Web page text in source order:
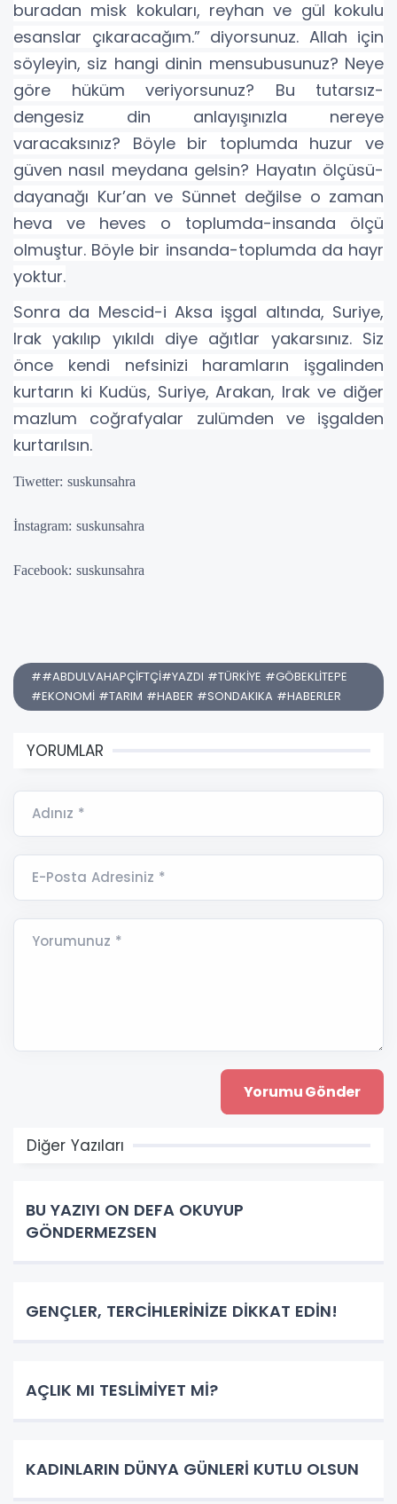
buradan misk kokuları, reyhan ve gül kokulu
esanslar çıkaracağım.” diyorsunuz. Allah için
söyleyin, siz hangi dinin mensubusunuz? Neye
göre hüküm veriyorsunuz? Bu tutarsız-
dengesiz din anlayışınızla nereye
varacaksınız? Böyle bir toplumda huzur ve
güven nasıl meydana gelsin? Hayatın ölçüsü-
dayanağı Kur’an ve Sünnet değilse o zaman
heva ve heves o toplumda-insanda ölçü
olmuştur. Böyle bir insanda-toplumda da hayr
yoktur.
Sonra da Mescid-i Aksa işgal altında, Suriye,
Irak yakılıp yıkıldı diye ağıtlar yakarsınız. Siz
önce kendi nefsinizi haramların işgalinden
kurtarın ki Kudüs, Suriye, Arakan, Irak ve diğer
mazlum coğrafyalar zulümden ve işgalden
kurtarılsın.
Tiwetter: suskunsahra
İnstagram: suskunsahra
Facebook: suskunsahra
##ABDULVAHAPÇİFTÇİ#YAZDI #TÜRKİYE #GÖBEKLİTEPE
#EKONOMİ #TARIM #HABER #SONDAKIKA #HABERLER
YORUMLAR
Adınız *
E-Posta Adresiniz *
Yorumunuz *
Diğer Yazıları
BU YAZIYI ON DEFA OKUYUP
GÖNDERMEZSEN
GENÇLER, TERCİHLERİNİZE DİKKAT EDİN!
AÇLIK MI TESLİMİYET Mİ?
KADINLARIN DÜNYA GÜNLERİ KUTLU OLSUN